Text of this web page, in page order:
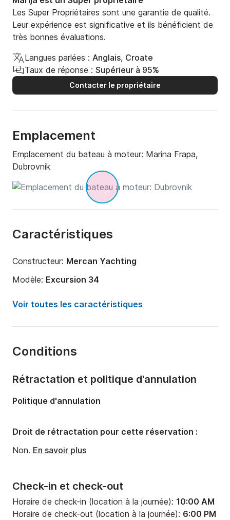
Suppléments optionnels : nous proposons divers
jouets nautiques, dont vous trouverez plus
d’informations sur demande. Toutes les activités
nautiques sont à régler sur place.
La durée minimale de location est d’une demi-journée.
Pour toute question, n’hésitez pas à me contacter ;
cherchent le paradis sur terre devraient venir à
Dubrovnik. »
Les Super Propriétaires sont une garantie de qualité.
Leur expérience est significative et ils bénéficient de
très bonnes évaluations.
Langues parlées : Anglais, Croate
Taux de réponse : Supérieur à 95%
Contacter le propriétaire
Emplacement
Emplacement du bateau à moteur: Marina Frapa,
Dubrovnik
Caractéristiques
Constructeur: Mercan Yachting
Modèle: Excursion 34
Puissance moteur:
320cv
Capacité à bord:
Voir toutes les caractéristiques
Conditions
Check-in et check-out
Horaire de check-in (location à la journée): 10:00 AM
Horaire de check-out (location à la journée): 6:00 PM
Rétractation et politique d'annulation
Politique d'annulation
Droit de rétractation pour cette réservation :
Non. En savoir plus